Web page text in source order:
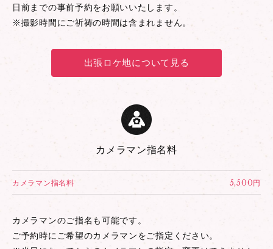
日前までの事前予約をお願いいたします。
※撮影時間にご祈祷の時間は含まれません。
出張ロケ地について見る
カメラマン指名料
カメラマン指名料 5,500円
カメラマンのご指名も可能です。
ご予約時にご希望のカメラマンをご指定ください。